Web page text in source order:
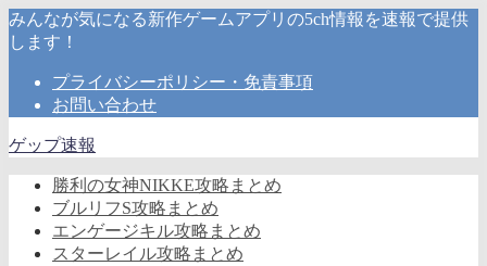
みんなが気になる新作ゲームアプリの5ch情報を速報で提供
します！
プライバシーポリシー・免責事項
お問い合わせ
ゲップ速報
勝利の女神NIKKE攻略まとめ
ブルリフS攻略まとめ
エンゲージキル攻略まとめ
スターレイル攻略まとめ